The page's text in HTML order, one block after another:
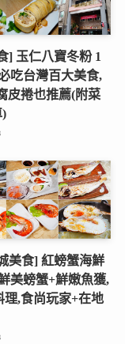
] 玉仁八寶冬粉 1
吃台灣百大美食,
皮捲也推薦(附菜
)
美食] 紅螃蟹海鮮
美螃蟹+鮮嫩魚獲,
理,食尚玩家+在地